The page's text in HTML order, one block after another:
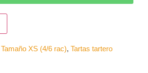
Tamaño XS (4/6 rac), Tartas tartero